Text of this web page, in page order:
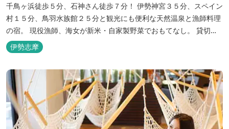
千鳥ヶ浜徒歩５分、石神さん徒歩７分！ 伊勢神宮３５分、スペイン
村１５分、鳥羽水族館２５分と観光にも便利な天然温泉と漁師料理
の宿。 現役漁師、海女が新米・自家製野菜でおもてなし。 貸切露
天風呂は４０分無料。
伊勢志摩